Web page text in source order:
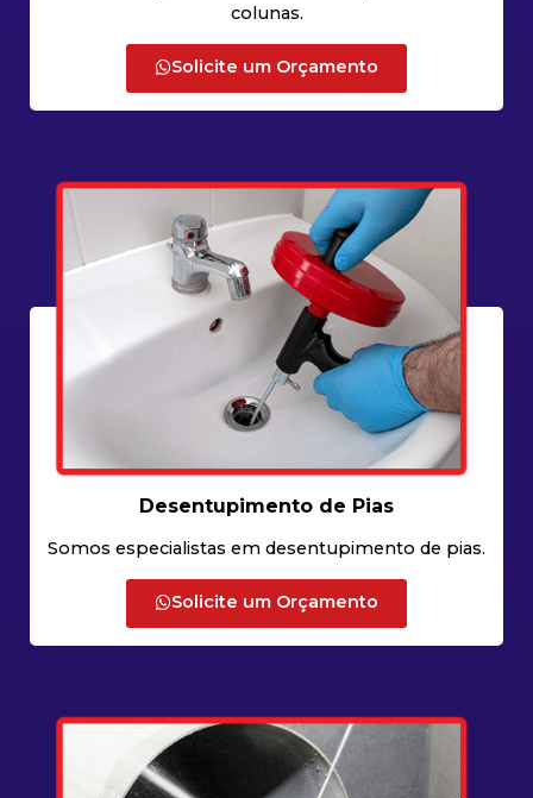
colunas.
Solicite um Orçamento
Desentupimento de Pias
Somos especialistas em desentupimento de pias.
Solicite um Orçamento